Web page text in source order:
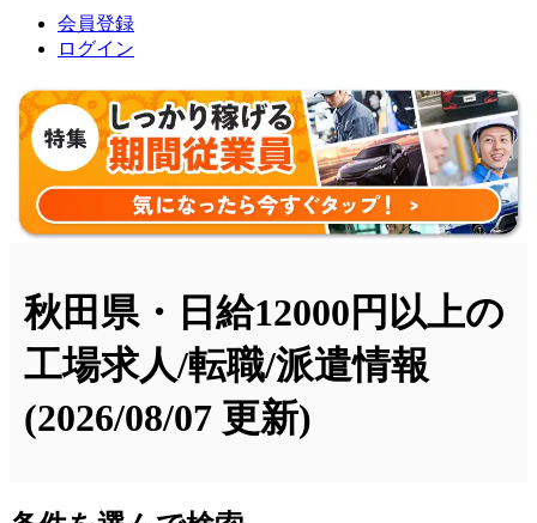
会員登録
ログイン
秋田県・日給12000円以上の
工場求人/転職/派遣情報
(2026/08/07 更新)